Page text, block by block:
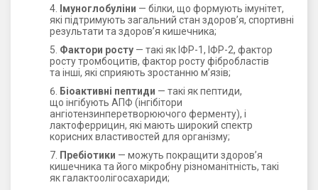
Імуноглобуліни — білки, що формують імунітет,
які підтримують загальний стан здоров’я, спортивні
результати та здоров’я кишечника;
Фактори росту — такі як ІФР-1, ІФР-2, фактор
росту тромбоцитів, фактор росту фібробластів
та інші, які сприяють зростанню м’язів;
Біоактивні пептиди — такі як пептиди,
що інгібують АПФ (інгібітори
ангіотензинперетворюючого ферменту), і
лактоферрицин, які мають широкий спектр
корисних властивостей для організму;
Пребіотики — можуть покращити здоров’я
кишечника та його мікробну різноманітність, такі
як галактоолігосахариди;